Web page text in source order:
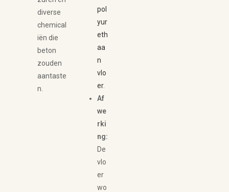
diverse
chemical
iën die
beton
zouden
aantaste
n.
pol
yur
eth
aa
n
vlo
er.
Af
we
rki
ng:
De
vlo
er
wo